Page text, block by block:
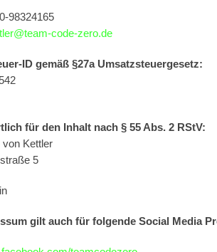
98324165
code-zero.de
ID gemäß §27a Umsatzsteuergesetz:
für den Inhalt nach § 55 Abs. 2 RStV:
Kettler
5
gilt auch für folgende Social Media